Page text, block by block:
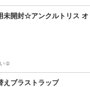
その他 容器
封☆アンクルトリス オリジナルマドラ
☺️
調理器具 アンクルトリス
えブラストラップ